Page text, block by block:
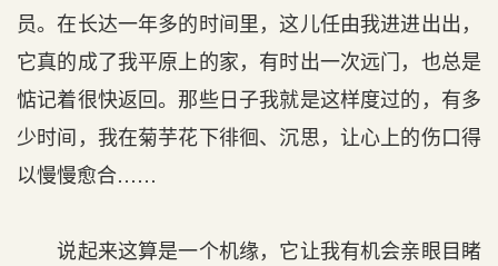
员。在长达一年多的时间里，这儿任由我进进出出，
它真的成了我平原上的家，有时出一次远门，也总是
惦记着很快返回。那些日子我就是这样度过的，有多
少时间，我在菊芋花下徘徊、沉思，让心上的伤口得
以慢慢愈合……
说起来这算是一个机缘，它让我有机会亲眼目睹